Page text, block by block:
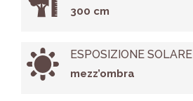
300 cm
ESPOSIZIONE SOLARE
mezz’ombra